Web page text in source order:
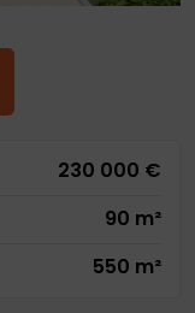
230 000 €
90 m²
550 m²